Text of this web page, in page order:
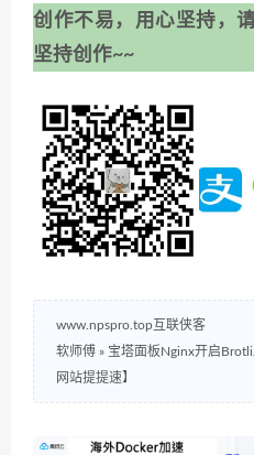
创作不易，用心坚持，
坚持创作~~
www.npspro.top互联侠客
软师傅 » 宝塔面板Nginx开启
网站提提速】